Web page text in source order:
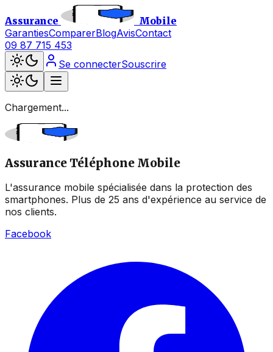
Assurance
Mobile
GarantiesComparerBlogAvisContact
09 87 715 453
Se connecterSouscrire
Chargement...
Assurance Téléphone Mobile
L'assurance mobile spécialisée dans la protection des
smartphones. Plus de 25 ans d'expérience au service de
nos clients.
Facebook